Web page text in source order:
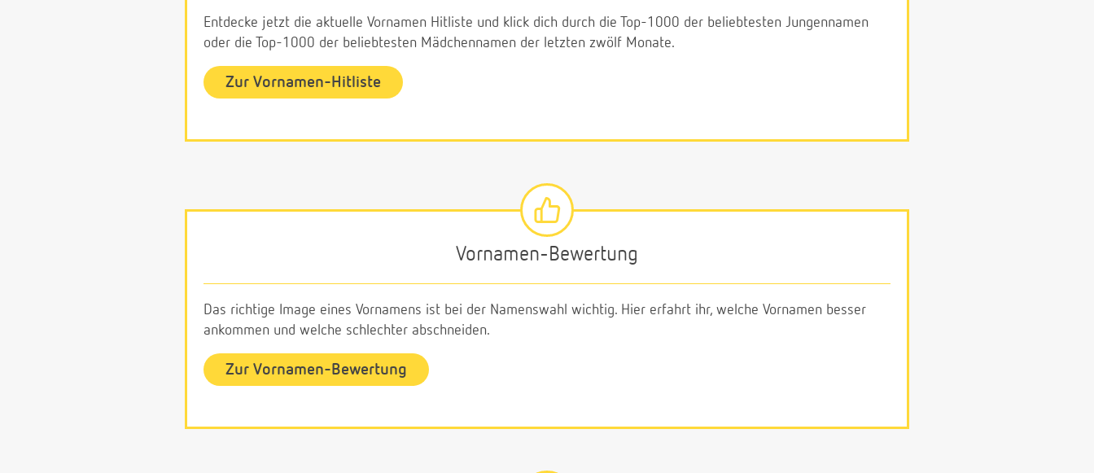
Entdecke jetzt die aktuelle Vornamen Hitliste und klick dich durch die Top-1000 der beliebtesten Jungennamen
oder die Top-1000 der beliebtesten Mädchennamen der letzten zwölf Monate.
Zur Vornamen-Hitliste
Vornamen-Bewertung
Das richtige Image eines Vornamens ist bei der Namenswahl wichtig. Hier erfahrt ihr, welche Vornamen besser
ankommen und welche schlechter abschneiden.
Zur Vornamen-Bewertung